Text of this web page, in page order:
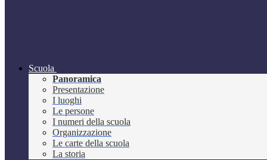
Scuola
Panoramica
Presentazione
I luoghi
Le persone
I numeri della scuola
Organizzazione
Le carte della scuola
La storia